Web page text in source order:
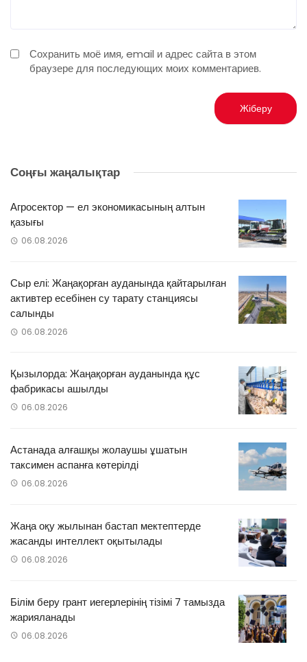
Сохранить моё имя, email и адрес сайта в этом
браузере для последующих моих комментариев.
Соңғы жаңалықтар
Агросектор — ел экономикасының алтын
қазығы
06.08.2026
Сыр елі: Жаңақорған ауданында қайтарылған
активтер есебінен су тарату станциясы
салынды
06.08.2026
Қызылорда: Жаңақорған ауданында құс
фабрикасы ашылды
06.08.2026
Астанада алғашқы жолаушы ұшатын
таксимен аспанға көтерілді
06.08.2026
Жаңа оқу жылынан бастап мектептерде
жасанды интеллект оқытылады
06.08.2026
Білім беру грант иегерлерінің тізімі 7 тамызда
жарияланады
06.08.2026